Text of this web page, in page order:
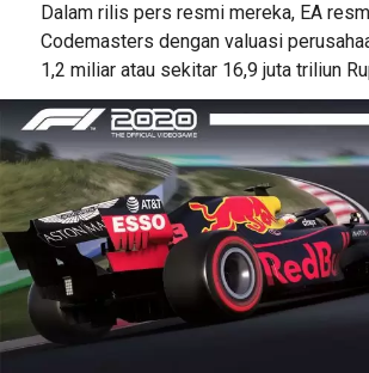
Dalam rilis pers resmi mereka, EA
Codemasters dengan valuasi
1,2 miliar atau sekitar 16,9 juta triliun